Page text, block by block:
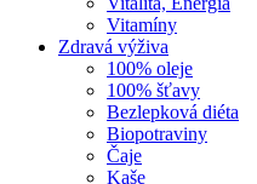
Vitamíny
Zdravá výživa
100% oleje
100% šťavy
Bezlepková diéta
Biopotraviny
Čaje
Kaše